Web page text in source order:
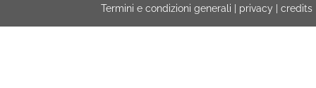
Termini e condizioni generali privacy credits